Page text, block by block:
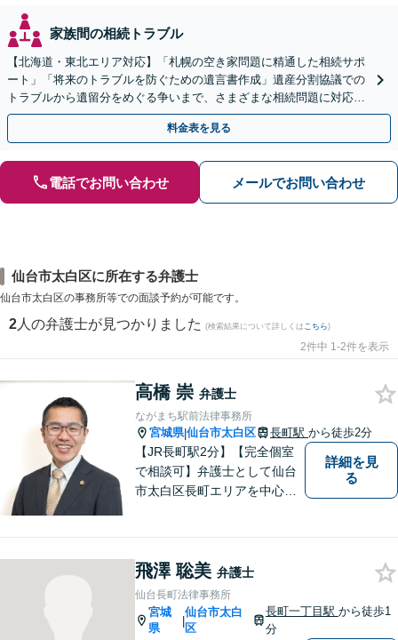
家族間の相続トラブル
【北海道・東北エリア対応】「札幌の空き家問題に精通した相続サポ
ート」「将来のトラブルを防ぐための遺言書作成」遺産分割協議での
トラブルから遺留分をめぐる争いまで、さまざまな相続問題に対応し
ています「アクセス良好・WEB面談対応で安心の相談」
料金表を見る
電話でお問い合わせ メールでお問い合わせ
仙台市太白区に所在する弁護士
仙台市太白区の事務所等での面談予約が可能です。
2 人の弁護士が見つかりました (検索結果について詳しくは こちら)
2件中 1-2件を表示
高橋 崇 弁護士
ながまち駅前法律事務所
宮城県|仙台市太白区 長町駅 から徒歩2分
【JR長町駅2分】【完全個室
で相談可】弁護士として仙台
市太白区長町エリアを中心
いただきます。 親身になって
お話を聴かせていただきます
ので、お気軽にご相談くださ
い。
詳細を見
る
飛澤 聡美 弁護士
仙台長町法律事務所
宮城
県
|
仙台市太白
区
長町一丁目駅から徒歩1
分